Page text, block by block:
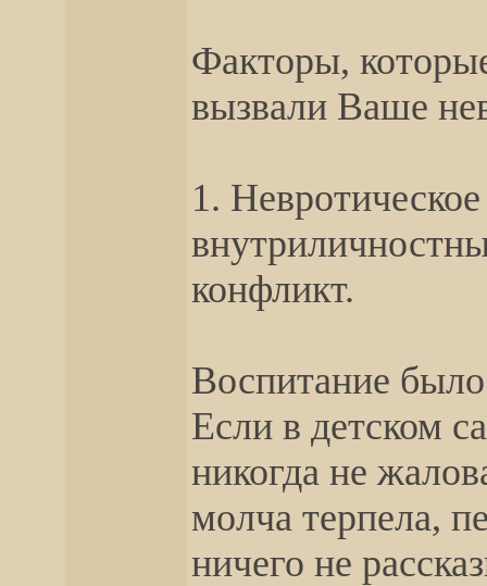
Факторы,
вызвали Ваше
1.
конфликт.
Воспитание
Если в детском
никогда не
молча терпела,
ничего не